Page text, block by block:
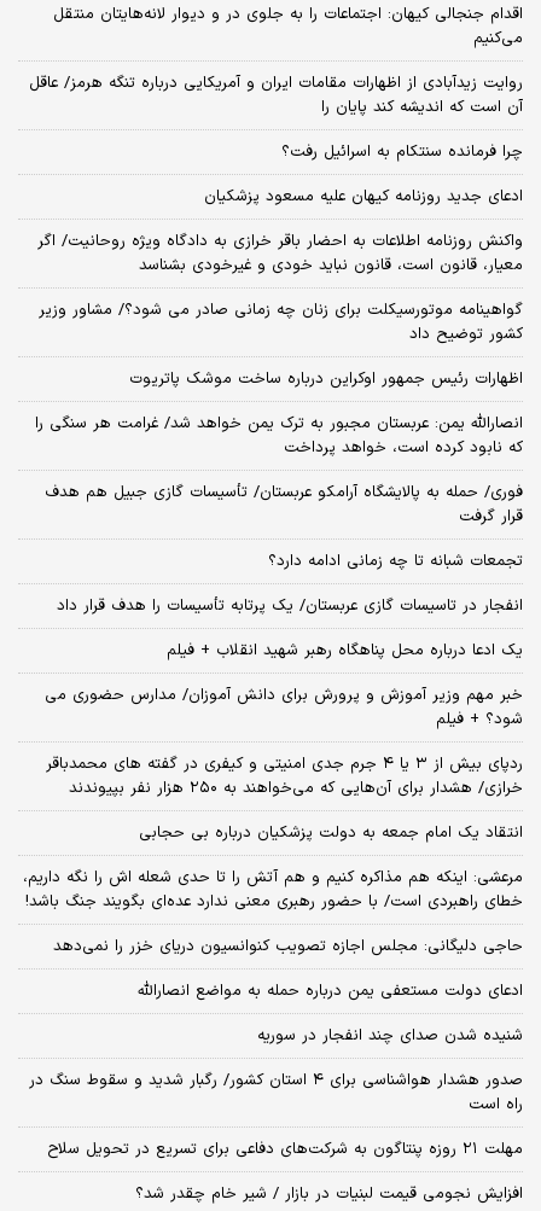
اقدام جنجالی کیهان: اجتماعات را به جلوی در و دیوار لانه‌هایتان منتقل
می‌کنیم
روایت زیدآبادی از اظهارات مقامات ایران و آمریکایی درباره تنگه هرمز/ عاقل
آن است که اندیشه کند پایان را
چرا فرمانده سنتکام به اسرائیل رفت؟
ادعای جدید روزنامه کیهان علیه مسعود پزشکیان
واکنش روزنامه اطلاعات به احضار باقر خرازی به دادگاه ویژه روحانیت/ اگر
معیار، قانون است، قانون نباید خودی و غیرخودی بشناسد
گواهینامه موتورسیکلت برای زنان چه زمانی صادر می شود؟/ مشاور وزیر
کشور توضیح داد
اظهارات رئیس جمهور اوکراین درباره ساخت موشک پاتریوت
انصارالله یمن: عربستان مجبور به ترک یمن خواهد شد/ غرامت هر سنگی را
که نابود کرده است، خواهد پرداخت
فوری/ حمله به پالایشگاه آرامکو عربستان/ تأسیسات گازی جبیل هم هدف
قرار گرفت
تجمعات شبانه تا چه زمانی ادامه دارد؟
انفجار در تاسیسات گازی عربستان/ یک پرتابه تأسیسات را هدف قرار داد
یک ادعا درباره محل پناهگاه‌ رهبر شهید انقلاب + فیلم
خبر مهم وزیر آموزش و پرورش برای دانش آموزان/ مدارس حضوری می
شود؟ + فیلم
ردپای بیش از ۳ یا ۴ جرم جدی امنیتی و کیفری در گفته های محمدباقر
خرازی/ هشدار برای آن‌هایی که می‌خواهند به ۲۵۰ هزار نفر بپیوندند
انتقاد یک امام جمعه به دولت پزشکیان درباره بی حجابی
مرعشی: اینکه هم مذاکره کنیم و هم آتش را تا حدی شعله اش را نگه داریم،
خطای راهبردی است/ با حضور رهبری معنی ندارد عده‌ای بگویند جنگ باشد!
حاجی دلیگانی: مجلس اجازه تصویب کنوانسیون دریای خزر را نمی‌دهد
ادعای دولت مستعفی یمن درباره حمله به مواضع انصارالله
شنیده شدن صدای چند انفجار در سوریه
صدور هشدار هواشناسی برای ۴ استان کشور/ رگبار شدید و سقوط سنگ در
راه است
مهلت ۲۱ روزه پنتاگون به شرکت‌های دفاعی برای تسریع در تحویل سلاح
افزایش نجومی قیمت لبنیات در بازار / شیر خام چقدر شد؟